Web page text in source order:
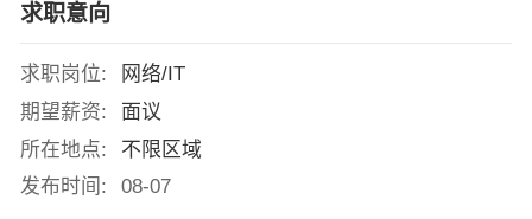
求职意向
求职岗位:
网络/IT
期望薪资:
面议
所在地点:
不限区域
发布时间:
08-07